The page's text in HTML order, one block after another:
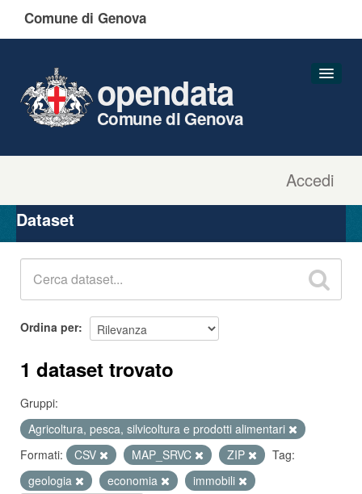
Comune di Genova
Accedi
opendata
Comune di Genova
Organizzazioni
Gruppi
Dataset
Ordina per
1 dataset trovato
Gruppi:
Agricoltura, pesca, silvicoltura e prodotti alimentari
Formati:
CSV MAP_SRVC ZIP
Tag:
geologia
economia
immobili